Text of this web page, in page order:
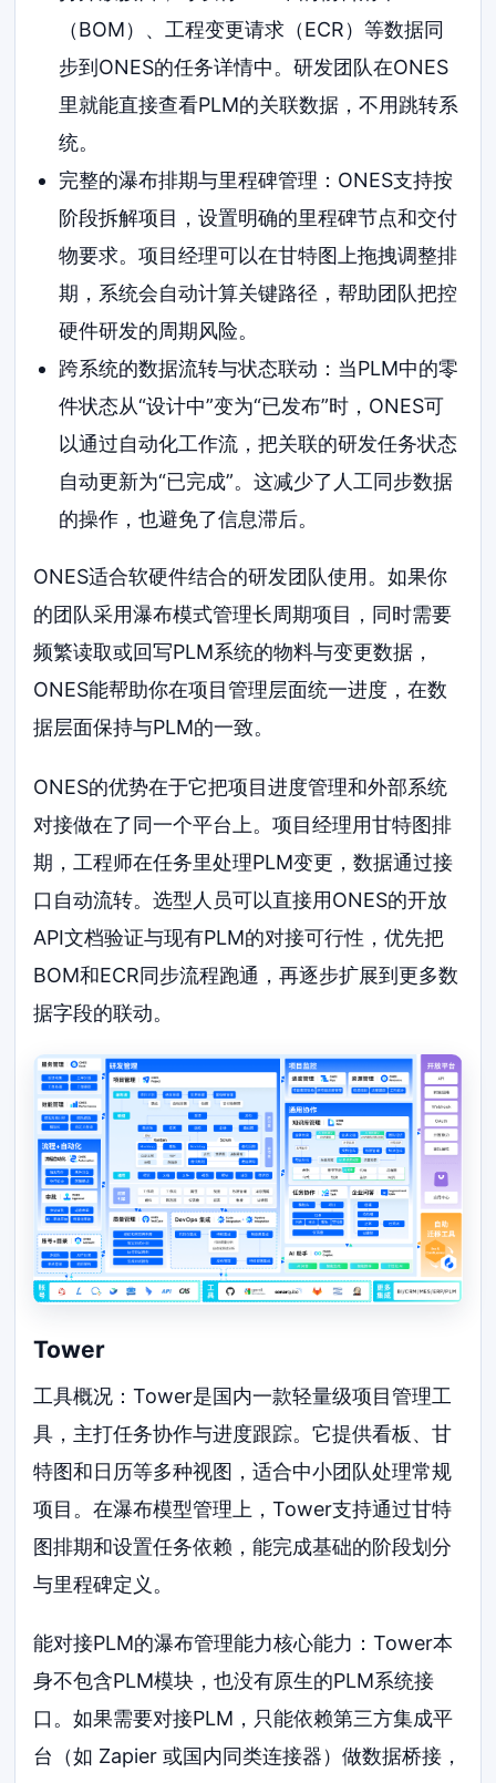
（BOM）、工程变更请求（ECR）等数据同
步到ONES的任务详情中。研发团队在ONES
里就能直接查看PLM的关联数据，不用跳转系
统。
完整的瀑布排期与里程碑管理：ONES支持按
阶段拆解项目，设置明确的里程碑节点和交付
物要求。项目经理可以在甘特图上拖拽调整排
期，系统会自动计算关键路径，帮助团队把控
硬件研发的周期风险。
跨系统的数据流转与状态联动：当PLM中的零
件状态从“设计中”变为“已发布”时，ONES可
以通过自动化工作流，把关联的研发任务状态
自动更新为“已完成”。这减少了人工同步数据
的操作，也避免了信息滞后。
ONES适合软硬件结合的研发团队使用。如果你
的团队采用瀑布模式管理长周期项目，同时需要
频繁读取或回写PLM系统的物料与变更数据，
ONES能帮助你在项目管理层面统一进度，在数
据层面保持与PLM的一致。
ONES的优势在于它把项目进度管理和外部系统
对接做在了同一个平台上。项目经理用甘特图排
期，工程师在任务里处理PLM变更，数据通过接
口自动流转。选型人员可以直接用ONES的开放
API文档验证与现有PLM的对接可行性，优先把
BOM和ECR同步流程跑通，再逐步扩展到更多数
据字段的联动。
Tower
工具概况：Tower是国内一款轻量级项目管理工
具，主打任务协作与进度跟踪。它提供看板、甘
特图和日历等多种视图，适合中小团队处理常规
项目。在瀑布模型管理上，Tower支持通过甘特
图排期和设置任务依赖，能完成基础的阶段划分
与里程碑定义。
能对接PLM的瀑布管理能力核心能力：Tower本
身不包含PLM模块，也没有原生的PLM系统接
口。如果需要对接PLM，只能依赖第三方集成平
台（如 Zapier 或国内同类连接器）做数据桥接，